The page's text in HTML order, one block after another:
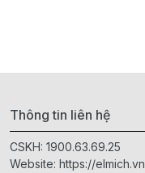
Thông tin liên hệ
CSKH: 1900.63.69.25
Website: https://elmich.vn